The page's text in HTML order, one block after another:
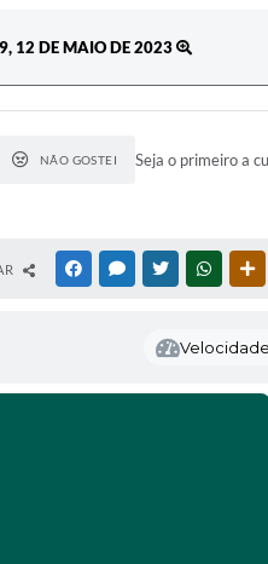
12 DE MAIO DE 2023
NÃO GOSTEI Seja o primeiro a
FACEBOOKMESSENGER
TWITTER